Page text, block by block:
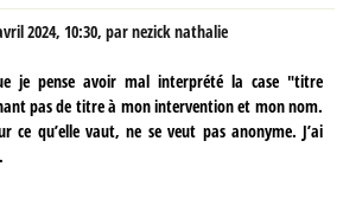
2024, 10:30,parnezick nathalie
je pense avoir mal interprété la case "titre
pas de titre à mon intervention et mon nom.
ce qu’elle vaut, ne se veut pas anonyme. J’ai